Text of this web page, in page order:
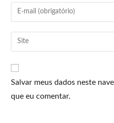
Salvar meus dados neste
que eu comentar.